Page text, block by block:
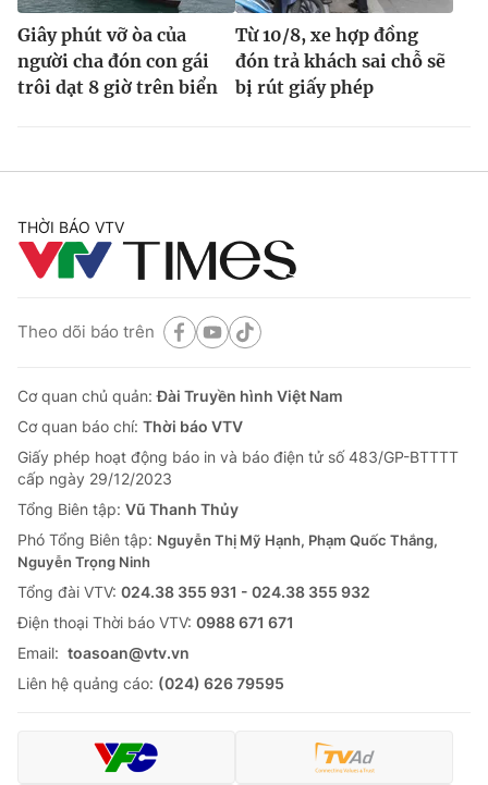
Giây phút vỡ òa của
người cha đón con gái
trôi dạt 8 giờ trên biển
Từ 10/8, xe hợp đồng
đón trả khách sai chỗ sẽ
bị rút giấy phép
THỜI BÁO VTV
Theo dõi báo trên
Cơ quan chủ quản:Đài Truyền hình Việt Nam
Cơ quan báo chí: Thời báo VTV
Giấy phép hoạt động báo in và báo điện tử số 483/GP-BTTTT
cấp ngày 29/12/2023
Tổng Biên tập: Vũ Thanh Thủy
Phó Tổng Biên tập: Nguyễn Thị Mỹ Hạnh, Phạm Quốc Thắng,
Nguyễn Trọng Ninh
Tổng đài VTV: 024.38 355 931 - 024.38 355 932
Ðiện thoại Thời báo VTV: 0988 671 671
Email: toasoan@vtv.vn
Liên hệ quảng cáo: (024) 626 79595